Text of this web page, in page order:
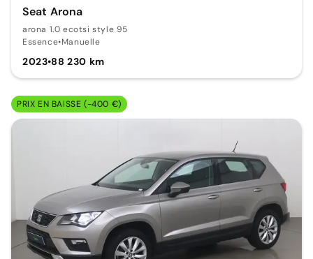
Seat Arona
arona 1.0 ecotsi style 95
Essence•Manuelle
2023•88 230 km
PRIX EN BAISSE (-400 €)